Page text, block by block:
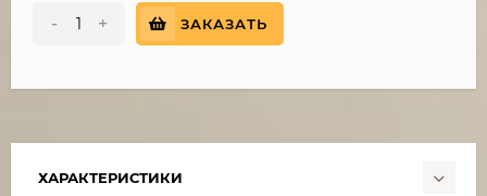
- + ЗАКАЗАТЬ
ХАРАКТЕРИСТИКИ